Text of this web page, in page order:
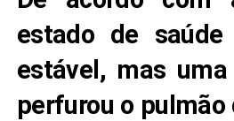
0001195-37.2024.8.01.0014,
(processo público).
.
Crime ocorreu na manhã
estado de
estável, mas
perfurou o pulmão